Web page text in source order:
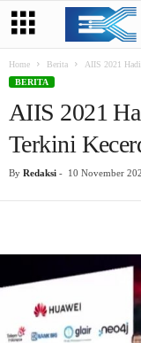
Home Berita
AIIS 2021
BERITA
AIIS 2021
Terkini
By Redaksi - 10 November